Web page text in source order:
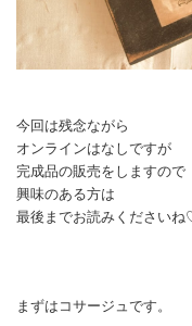
今回は残念ながら
オンラインはなしですが
完成品の販売をしますので
興味のある方は
最後までお読みください
まずはコサージュです。